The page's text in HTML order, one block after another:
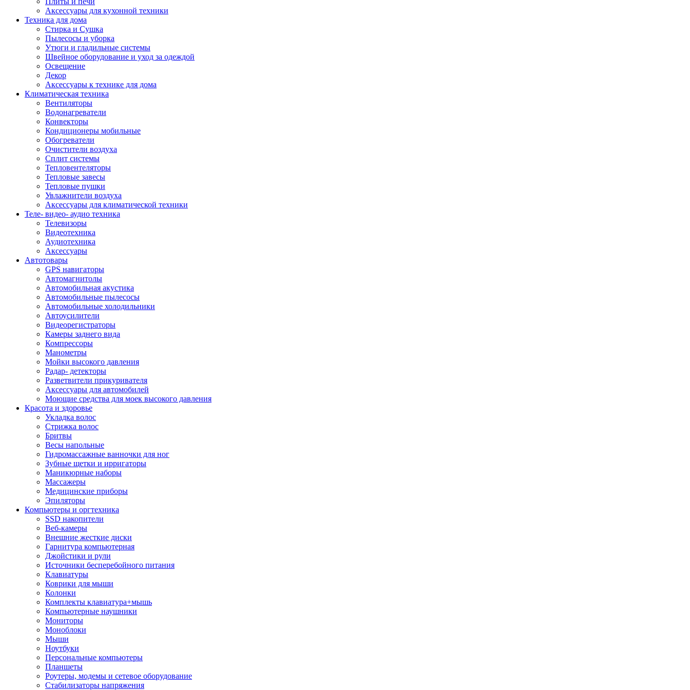
Аксессуары для кухонной техники
Техника для дома
Стирка и Сушка
Пылесосы и уборка
Утюги и гладильные системы
Швейное оборудование и уход за одеждой
Освещение
Декор
Аксессуары к технике для дома
Климатическая техника
Вентиляторы
Водонагреватели
Конвекторы
Кондиционеры мобильные
Обогреватели
Очистители воздуха
Сплит системы
Тепловентеляторы
Тепловые завесы
Тепловые пушки
Увлажнители воздуха
Аксессуары для климатической техники
Теле- видео- аудио техника
Телевизоры
Видеотехника
Аудиотехника
Аксессуары
Автотовары
GPS навигаторы
Автомагнитолы
Автомобильная акустика
Автомобильные пылесосы
Автомобильные холодильники
Автоусилители
Видеорегистраторы
Камеры заднего вида
Компрессоры
Манометры
Мойки высокого давления
Радар- детекторы
Разветвители прикуривателя
Аксессуары для автомобилей
Моющие средства для моек высокого давления
Красота и здоровье
Укладка волос
Стрижка волос
Бритвы
Весы напольные
Гидромассажные ванночки для ног
Зубные щетки и ирригаторы
Маникюрные наборы
Массажеры
Медицинские приборы
Эпиляторы
Компьютеры и оргтехника
SSD накопители
Веб-камеры
Внешние жесткие диски
Гарнитура компьютерная
Джойстики и рули
Источники бесперебойного питания
Клавиатуры
Коврики для мыши
Колонки
Комплекты клавиатура+мышь
Компьютерные наушники
Мониторы
Моноблоки
Мыши
Ноутбуки
Персональные компьютеры
Планшеты
Роутеры, модемы и сетевое оборудование
Стабилизаторы напряжения